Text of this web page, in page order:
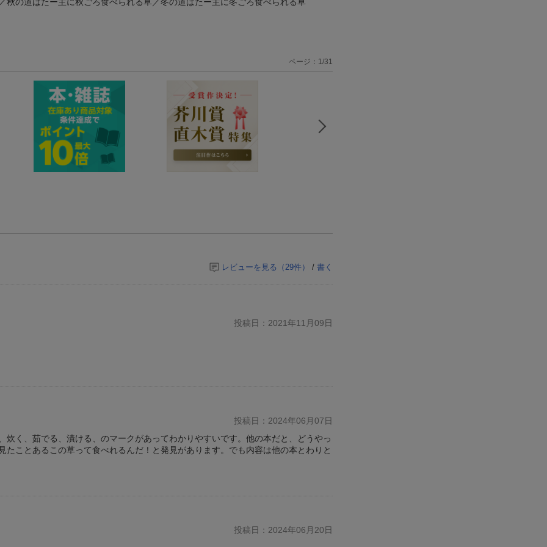
ページ：1/31
レビューを見る（ 29件） / 書く
投稿日：2021年11月09日
投稿日：2024年06月07日
く、茹でる、漬ける、のマークがあってわかりやすいです。他の本だと、どうやっ
ことあるこの草って食べれるんだ！と発見があります。でも内容は他の本とわりと
投稿日：2024年06月20日